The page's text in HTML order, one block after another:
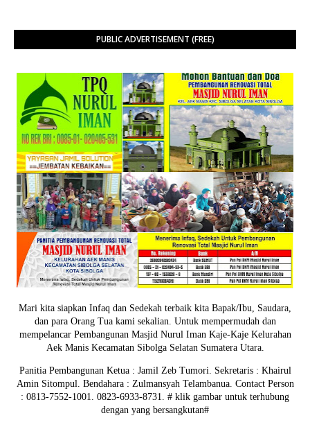
PUBLIC ADVERTISEMENT (FREE)
Mari kita siapkan Infaq dan Sedekah terbaik kita Bapak/Ibu, Saudara,
dan para Orang Tua kami sekalian. Untuk mempermudah dan
mempelancar Pembangunan Masjid Nurul Iman Kaje-Kaje Kelurahan
Aek Manis Kecamatan Sibolga Selatan Sumatera Utara.
Panitia Pembangunan Ketua : Jamil Zeb Tumori. Sekretaris : Khairul
Amin Sitompul. Bendahara : Zulmansyah Telambanua. Contact Person
: 0813-7552-1001. 0823-6933-8731. # klik gambar untuk terhubung
dengan yang bersangkutan#